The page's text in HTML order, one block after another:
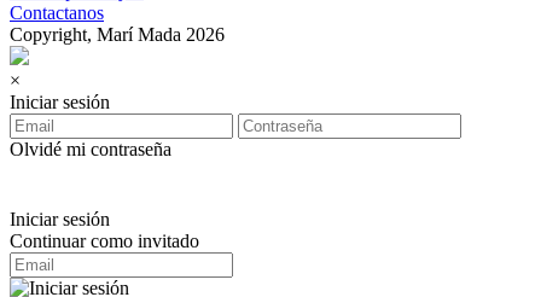
Contactanos
Copyright, Marí Mada 2026
×
Iniciar sesión
Olvidé mi contraseña
Iniciar sesión
Continuar como invitado